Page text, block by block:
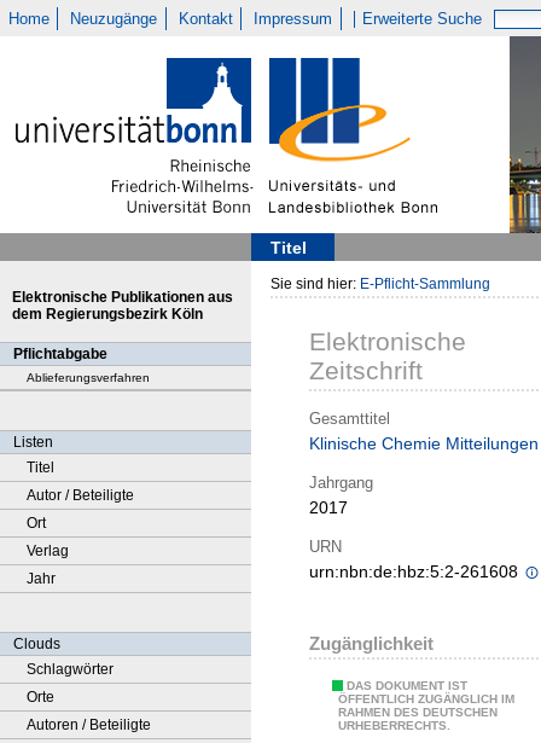
Home Neuzugänge Kontakt Impressum Erweiterte Suche
Titel
Elektronische Publikationen aus
dem Regierungsbezirk Köln
Pflichtabgabe
Ablieferungsverfahren
Listen
Titel
Autor / Beteiligte
Ort
Verlag
Jahr
Clouds
Schlagwörter
Orte
Autoren / Beteiligte
Sie sind hier: E-Pflicht-Sammlung
Elektronische
Zeitschrift
Gesamttitel
Klinische Chemie Mitteilungen
Jahrgang
2017
URN
urn:nbn:de:hbz:5:2-261608
Zugänglichkeit
DAS DOKUMENT IST
ÖFFENTLICH ZUGÄNGLICH IM
RAHMEN DES DEUTSCHEN
URHEBERRECHTS.